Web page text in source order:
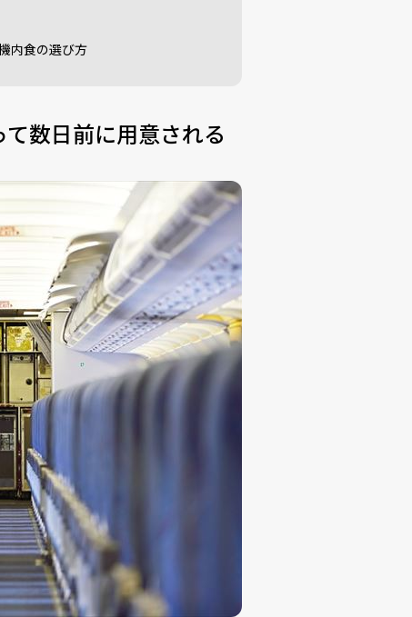
内食の選び方
数日前に用意される